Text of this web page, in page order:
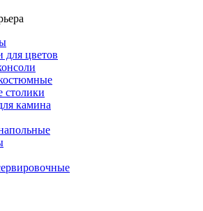
для цветов
столики
камина